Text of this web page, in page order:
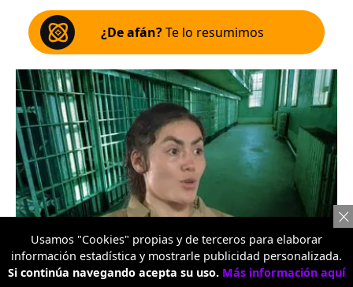
¿De afán?Te lo resumimos
Captura de video
Escucha el artículo
Usamos "Cookies" propias y de terceros para elaborar
información estadística y mostrarle publicidad personalizada.
Si continúa navegando acepta su uso. Más información aquí